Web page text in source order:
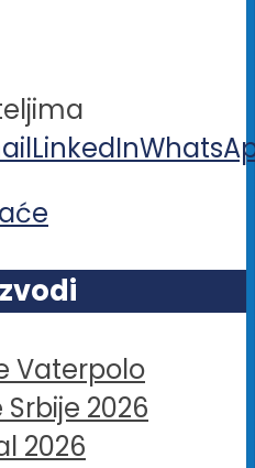
LinkedIn
2026